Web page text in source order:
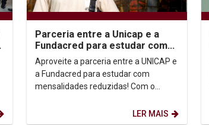
Parceria entre a Unicap e a
Fundacred para estudar com
mensalidades reduzidas!
Aproveite a parceria entre a UNICAP e
a Fundacred para estudar com
mensalidades reduzidas! Com o
LER MAIS